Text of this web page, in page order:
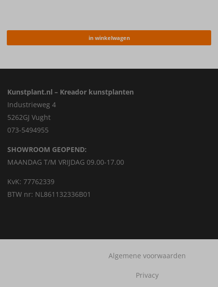
in winkelwagen
Kunstplant.nl – Kreador kunstplanten
Industrieweg 4
5262GJ Vught
073-5494955
SHOWROOM GEOPEND:
MAANDAG T/M VRIJDAG 09.00-17.00
KvK: 77762339
BTW nr: NL861132336B01
Algemene voorwaarden
Privacy